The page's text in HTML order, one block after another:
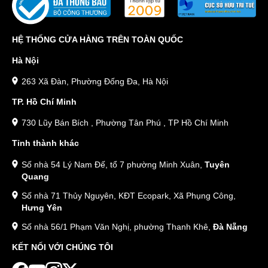
Kết hợp với các đầu số cổ 091, 090, 098, 096 để gia tăng độ
ấn tượng, đặc biệt cho số điện thoại. VD 0919.21.2022 hoặc
098.670.2022.
giúp cho chiếc sim có ý nghĩa hơn, nhất là với các đầu 079
(thần tài lớn),039 (thần tài nhỏ),086 (phát lộc). Ví dụ:
c. Sim năm sinh 2022 giá trên 5 triệu
Nhu cầu chi trả mua sim năm sinh 2022 càng cao thì các yêu cầu
đặt ra càng lớn. Một số người không muốn có số xấu, người lại
muốn phải là đầu số cổ, đầu số yêu thích hoặc các số ở giữa phải
Về cơ bản, trong khoảng giá này thì bạn vẫn có thể kết hợp với
đầu số cổ, đầu số mới. Đặc biệt bạn có thể dễ dàng hơn trong việc
HỆ THỐNG CỬA HÀNG TRÊN TOÀN QUỐC
Hà Nội
263 Xã Đàn, Phường Đống Đa, Hà Nội
TP. Hồ Chí Minh
730 Lũy Bán Bích , Phường Tân Phú , TP Hồ Chí Minh
Tỉnh thành khác
Số nhà 54 Lý Nam Đế, tổ 7 phường Minh Xuân, Tuyên
Quang
Số nhà 71 Thủy Nguyên, KĐT Ecopark, Xã Phụng Công,
Hưng Yên
Số nhà 56/1 Phạm Văn Nghị, phường Thanh Khê, Đà Nẵng
KẾT NỐI VỚI CHÚNG TÔI